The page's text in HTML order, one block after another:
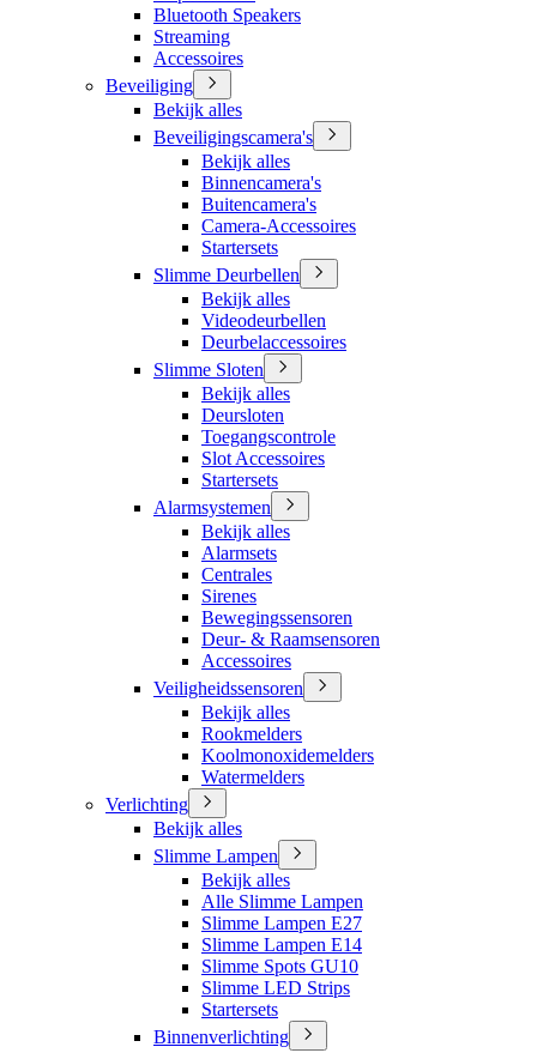
Bluetooth Speakers
Streaming
Accessoires
Beveiliging
Bekijk alles
Beveiligingscamera's
Bekijk alles
Binnencamera's
Buitencamera's
Camera-Accessoires
Startersets
Slimme Deurbellen
Bekijk alles
Videodeurbellen
Deurbelaccessoires
Slimme Sloten
Bekijk alles
Deursloten
Toegangscontrole
Slot Accessoires
Startersets
Alarmsystemen
Bekijk alles
Alarmsets
Centrales
Sirenes
Bewegingssensoren
Deur- & Raamsensoren
Accessoires
Veiligheidssensoren
Bekijk alles
Rookmelders
Koolmonoxidemelders
Watermelders
Verlichting
Bekijk alles
Slimme Lampen
Bekijk alles
Alle Slimme Lampen
Slimme Lampen E27
Slimme Lampen E14
Slimme Spots GU10
Slimme LED Strips
Startersets
Binnenverlichting